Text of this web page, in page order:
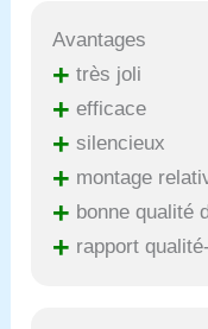
Avantages
+ très joli
+ efficace
+ silencieux
+ montage
+ bonne qualité
+ rapport